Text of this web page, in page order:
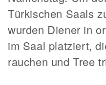
Türkischen Saals
wurden Diener in
im Saal platziert,
rauchen und Tree